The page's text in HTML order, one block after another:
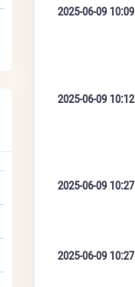
2025-06-09 10:09
2025-06-09 10:12
2025-06-09 10:27
2025-06-09 10:27